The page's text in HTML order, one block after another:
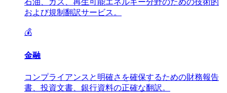
石油、ガス、再生可能エネルギー分野のための技術的
および規制翻訳サービス。
💰
金融
コンプライアンスと明確さを確保するための財務報告
書、投資文書、銀行資料の正確な翻訳。